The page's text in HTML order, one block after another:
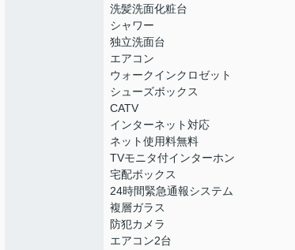
洗髪洗面化粧台
シャワー
独立洗面台
エアコン
ウォークインクロゼット
シューズボックス
CATV
インターネット対応
ネット使用料無料
TVモニタ付インターホン
宅配ボックス
24時間緊急通報システム
複層ガラス
防犯カメラ
エアコン2台